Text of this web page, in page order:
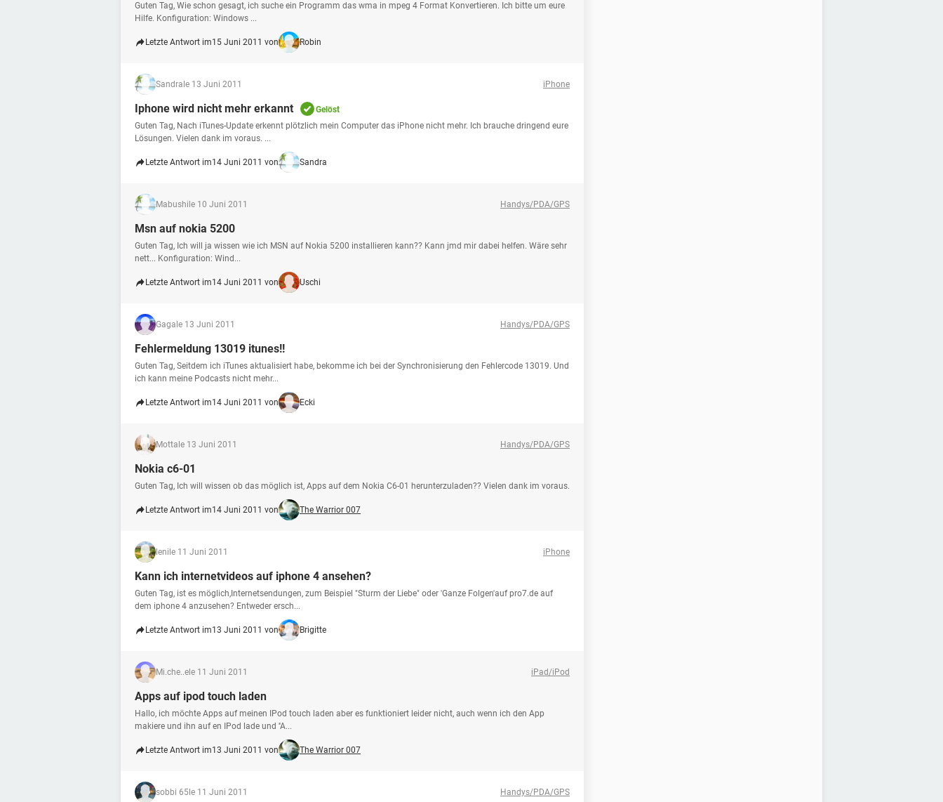
Guten Tag, Wie schon gesagt, ich suche ein Programm das wma in mpeg 4 Format Konvertieren. Ich bitte um eure
Hilfe. Konfiguration: Windows ...
Letzte Antwort im15 Juni 2011 von Robin
Sandra le 13 Juni 2011 iPhone
Iphone wird nicht mehr erkannt
Gelöst
Guten Tag, Nach iTunes-Update erkennt plötzlich mein Computer das iPhone nicht mehr. Ich brauche dringend eure
Lösungen. Vielen dank im voraus. ...
Letzte Antwort im14 Juni 2011 von Sandra
Mabushi le 10 Juni 2011 Handys/PDA/GPS
Msn auf nokia 5200
Guten Tag, Ich will ja wissen wie ich MSN auf Nokia 5200 installieren kann?? Kann jmd mir dabei helfen. Wäre sehr
nett... Konfiguration: Wind...
Letzte Antwort im14 Juni 2011 von Uschi
Gaga le 13 Juni 2011 Handys/PDA/GPS
Fehlermeldung 13019 itunes!!
Guten Tag, Seitdem ich iTunes aktualisiert habe, bekomme ich bei der Synchronisierung den Fehlercode 13019. Und
ich kann meine Podcasts nicht mehr...
Letzte Antwort im14 Juni 2011 von Ecki
Motta le 13 Juni 2011 Handys/PDA/GPS
Nokia c6-01
Guten Tag, Ich will wissen ob das möglich ist, Apps auf dem Nokia C6-01 herunterzuladen?? Vielen dank im voraus.
Letzte Antwort im14 Juni 2011 von The Warrior 007
leni le 11 Juni 2011 iPhone
Kann ich internetvideos auf iphone 4 ansehen?
Guten Tag, ist es möglich,Internetsendungen, zum Beispiel "Sturm der Liebe" oder 'Ganze Folgen'auf pro7.de auf
dem iphone 4 anzusehen? Entweder ersch...
Letzte Antwort im13 Juni 2011 von Brigitte
Mi.che..e le 11 Juni 2011 iPad/iPod
Apps auf ipod touch laden
Hallo, ich möchte Apps auf meinen IPod touch laden aber es funktioniert leider nicht, auch wenn ich den App
makiere und ihn auf en IPod lade und ''A...
Letzte Antwort im13 Juni 2011 von The Warrior 007
sobbi 65 le 11 Juni 2011 Handys/PDA/GPS